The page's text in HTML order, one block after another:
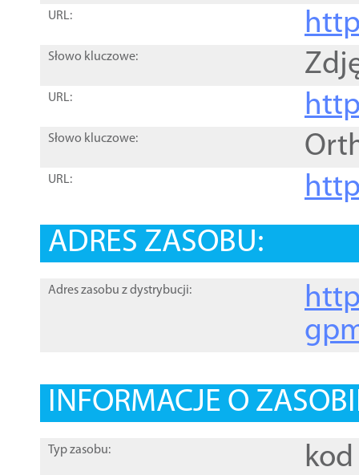
URL:
Słowo kluczowe:
URL:
Słowo kluczowe:
URL:
ADRES ZASOBU:
Adres zasobu z dystrybucji:
INFORMACJE O
Typ zasobu: kod